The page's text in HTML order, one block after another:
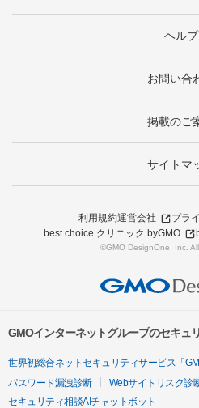
ヘルプ
お問い合
掲載のご
サイトマ
利用規約運営会社
プラ
best choice クリニック byGMO
©GMO DesignOne, Inc.
GMOインターネットグループのセキュ
世界初総合ネットセキュリティサービス「
パスワード漏洩診断
Webサイトリスク診
セキュリティ相談AIチャットボット